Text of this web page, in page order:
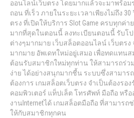
ออนไลน์เว็บตรง โดยมากแล้วจะมาพร้อ
ถอน ที่เร็ว ภายในระยะเวลาเพียงไม่ถึง
ตรง ที่เปิดให้บริการ Slot Game ครบทุกค่
มากที่สุดในตอนนี้ ลงทะเบียนตอนนี้ รับโ
ต่างๆมากมาย เว็บสล็อตออนไลน์ เว็บตร
มากมาย อัพเดทใหม่อยู่เสมอ เพื่อทดแทน
ต้อนรับสมาชิกใหม่ทุกท่าน ให้สามารถร่ว
ง่าย ได้อย่างสนุกมากชี้น ระบบซึ่งสามา
ต้องการ เกมสล็อตเว็บตรง จำเป็นต้องรอ
คอมพิวเตอร์ แท็ปเล็ต โทรศัพท์ มือถือ หรื
งานInternetได้ เกมสล็อตมือถือ ที่สามาร
ให้กับสมาชิกทุกคน